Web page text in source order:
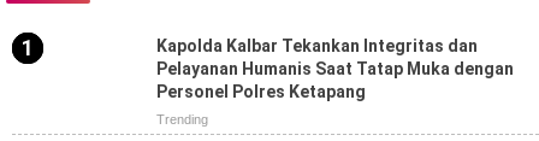
Kapolda Kalbar Tekankan Integritas dan
Pelayanan Humanis Saat Tatap Muka dengan
Personel Polres Ketapang
Trending